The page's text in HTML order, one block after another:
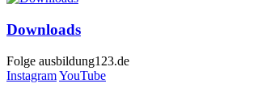
Downloads
Folge ausbildung123.de
InstagramYouTube